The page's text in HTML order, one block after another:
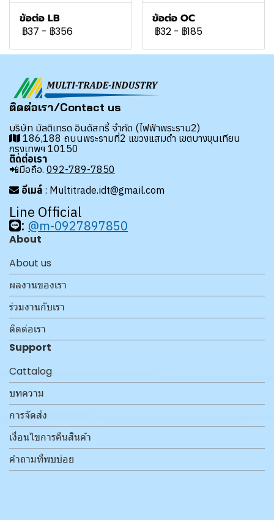
ข้อต่อ LB
฿37 - ฿356
ข้อต่อ OC
฿32 - ฿185
ติดต่อเรา/Contact us
บริษัท มัลติเทรด อินดัสทรี้ จำกัด (ไฟฟ้าพระราม2)
186,188 ถนนพระรามที่2 แขวงแสมดำ เขตบางขุนเทียน
กรุงเทพฯ 10150
ติดต่อเรา
📲มือถือ. 092-789-7850
อีเมล์ : Multitrade.idt@gmail.com
Line Official
: @m-0927897850
About
About us
ผลงานของเรา
ร่วมงานกับเรา
ติดต่อเรา
Support
Cattalog
บทความ
การจัดส่ง
เงื่อนไขการคืนสินค้า
คำถามที่พบบ่อย